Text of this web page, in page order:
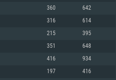
AMD Radeon 77XX / NVIDIA
supportée par le jeu est de 720p
débit
(Les processeurs Intel Xeon ne sont
ou analogue AMD/Nvidia. La
jeu est de 720p.
débit
derniers drivers (moins de 6 mois) /
supportée par le jeu est de
débit
360 642
316 614
215 395
351 648
416 934
197 416